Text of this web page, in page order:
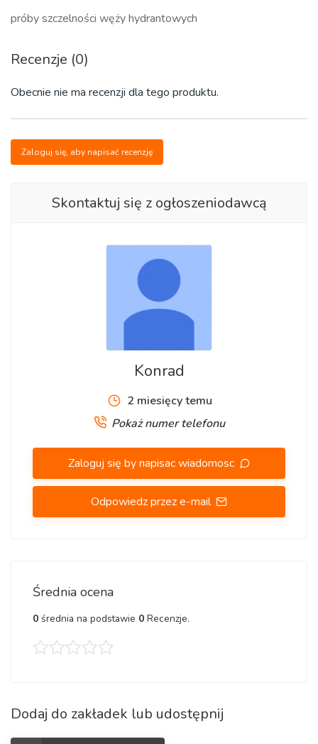
próby szczelności węży hydrantowych
Recenzje (0)
Obecnie nie ma recenzji dla tego produktu.
Zaloguj się, aby napisać recenzję
Skontaktuj się z ogłoszeniodawcą
Konrad
2 miesięcy temu
Pokaż numer telefonu
Zaloguj się by napisac wiadomosc
Odpowiedz przez e-mail
Średnia ocena
0 średnia na podstawie 0 Recenzje.
Dodaj do zakładek lub udostępnij